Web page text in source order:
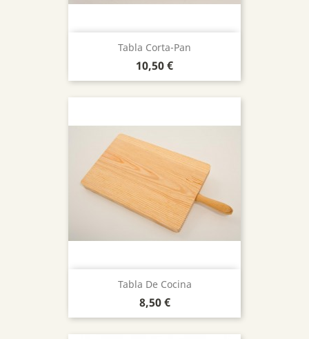
Tabla Corta-Pan
Precio
10,50 €
Tabla De Cocina
Precio
8,50 €